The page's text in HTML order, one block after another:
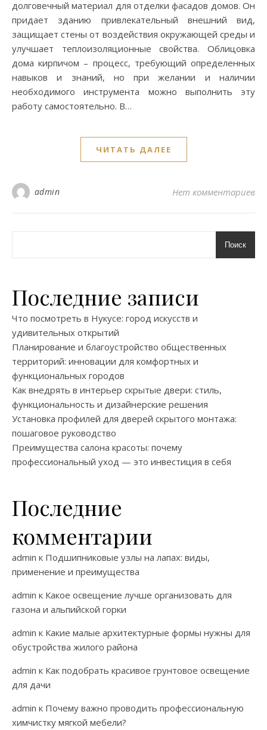
долговечный материал для отделки фасадов домов. Он
придает зданию привлекательный внешний вид,
защищает стены от воздействия окружающей среды и
улучшает теплоизоляционные свойства. Облицовка
дома кирпичом – процесс, требующий определенных
навыков и знаний, но при желании и наличии
необходимого инструмента можно выполнить эту
работу самостоятельно. В…
ЧИТАТЬ ДАЛЕЕ
admin Нет комментариев
Поиск
Последние записи
Что посмотреть в Нукусе: город искусств и
удивительных открытий
Планирование и благоустройство общественных
территорий: инновации для комфортных и
функциональных городов
Как внедрять в интерьер скрытые двери: стиль,
функциональность и дизайнерские решения
Установка профилей для дверей скрытого монтажа:
пошаговое руководство
Преимущества салона красоты: почему
профессиональный уход — это инвестиция в себя
Последние
комментарии
admin к Подшипниковые узлы на лапах: виды,
применение и преимущества
admin к Какое освещение лучше организовать для
газона и альпийской горки
admin к Какие малые архитектурные формы нужны для
обустройства жилого района
admin к Как подобрать красивое грунтовое освещение
для дачи
admin к Почему важно проводить профессиональную
химчистку мягкой мебели?